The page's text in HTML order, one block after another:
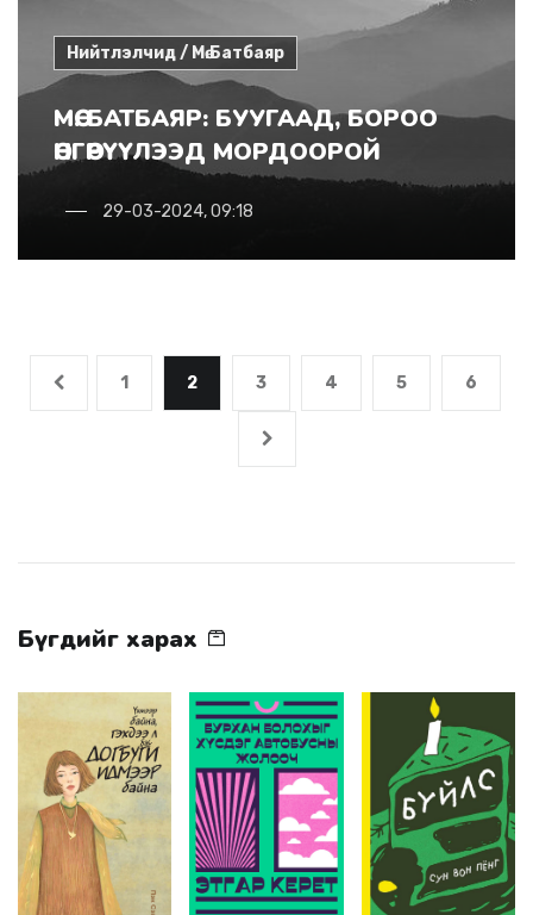
Нийтлэлчид / Мө.Батбаяр
МӨ. БАТБАЯР: БУУГААД, БОРОО
ӨНГӨРҮҮЛЭЭД МОРДООРОЙ
29-03-2024, 09:18
1 2 3 4 5 6
Бүгдийг харах